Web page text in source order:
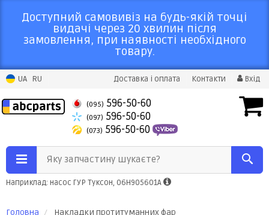
Доступний самовивіз на будь-якій точці
видачі через 20 хвилин після
замовлення, при наявності необхідного
товару.
UA RU Доставка і оплата Контакти Вхід
(095) 596-50-60
(097) 596-50-60
(073) 596-50-60
Яку запчастину шукаєте?
Наприклад: насос ГУР Туксон, 06H905601A
Головна Накладки протитуманних фар